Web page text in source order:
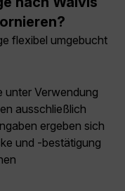
flexibel umgebucht
unter Verwendung
ausschließlich
ergeben sich
und -bestätigung